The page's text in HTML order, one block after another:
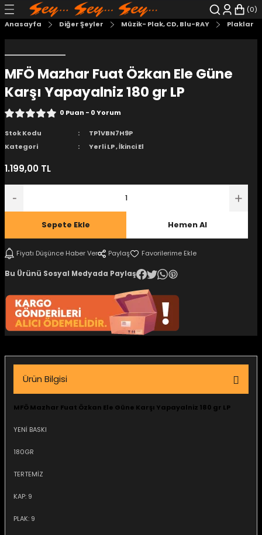
Geri Dön
Aksesuarları
Geri Dön
Karakter
Geri Dön
Kitaplar
Geri Dön
Geri Dön
Blu-RAY
Geri Dön
0
Anasayfa
Diğer Şeyler Müzik- Plak, CD, Blu-RAY Plaklar
MFÖ Mazhar Fuat Özkan Ele Güne
Karşı Yapayalniz 180 gr LP
0 Puan - 0 Yorum
Stok Kodu
TP1VBN7H9P
Kategori
Yerli LP,İkinci El
1.199,00 TL
Sepete Ekle Hemen Al
Fiyatı Düşünce Haber Ver Paylaş
Bu Ürünü Sosyal Medyada Paylaş
Ürün Bilgisi
MFÖ Mazhar Fuat Özkan Ele Güne Karşı Yapayalniz 180 gr LP
YENİ BASKI
180GR
TERTEMİZ
KAP: 9
PLAK: 9